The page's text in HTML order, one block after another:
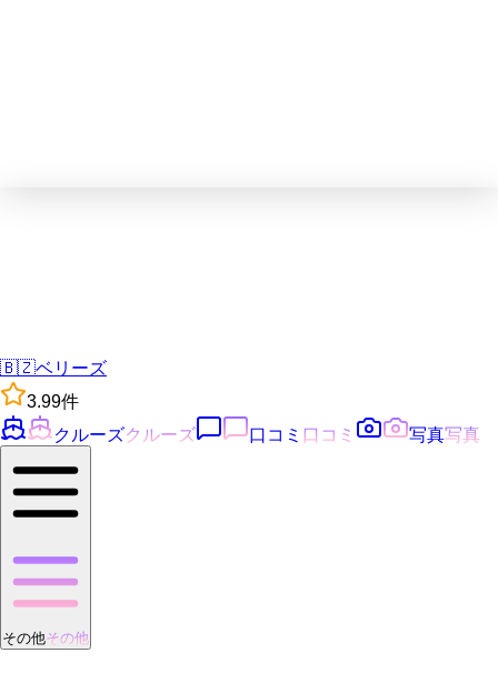
🇧🇿ベリーズ
3.99件
クルーズクルーズ 口コミ 口コミ 写真写真
その他その他